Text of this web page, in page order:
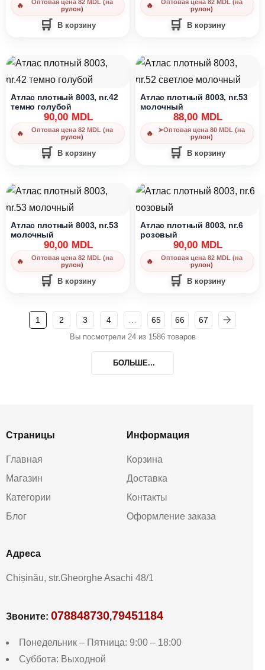
Оптовая цена 82 MDL (на
рулон)
В корзину
Оптовая цена 82 MDL (на
рулон)
В корзину
Атлас плотный 8003, nr.42
темно голубой
90,00 MDL
Оптовая цена 82 MDL (на
рулон)
В корзину
Атлас плотный 8003, nr.53
молочный
88,00 MDL
➤Оптовая цена 80 MDL (на
рулон)
В корзину
Атлас плотный 8003, nr.53
молочный
90,00 MDL
Оптовая цена 82 MDL (на
рулон)
В корзину
Атлас плотный 8003, nr.6
розовый
90,00 MDL
Оптовая цена 82 MDL (на
рулон)
В корзину
1 2 3 4 65 66 67
Вы посмотрели 24 из 1586 товаров
БОЛЬШЕ...
Страницы
Главная
Магазин
Категории
Блог
Информация
Корзина
Доставка
Контакты
Оформление заказа
Aдреса
Chișinău, str.Gheorghe Asachi 48/1
Звоните: 078848730,79451184
Понедельник – Пятница: 9:00 – 18:00
Суббота: Выходной